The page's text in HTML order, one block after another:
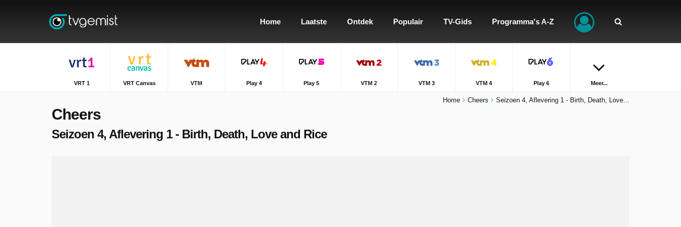
Home Laatste Ontdek Populair TV-Gids Programma's A-Z
VRT 1 VRT Canvas VTM Play 4 Play 5 VTM 2 VTM 3 VTM 4 Play 6 Meer...
Home Cheers Seizoen 4, Aflevering 1 - Birth, Death, Love...
Cheers
Seizoen 4, Aflevering 1 - Birth, Death, Love and Rice